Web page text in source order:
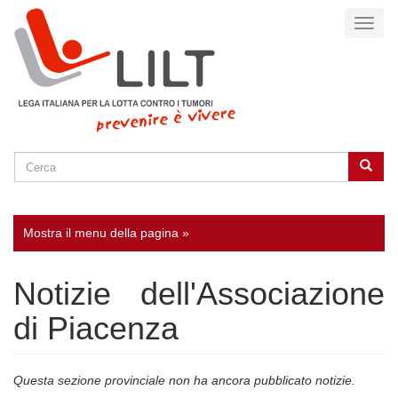
contenuto
principale
SEARCH Cerca
Mostra il menu della pagina »
Notizie dell'Associazione
di Piacenza
Questa sezione provinciale non ha ancora pubblicato notizie.